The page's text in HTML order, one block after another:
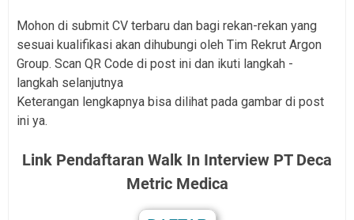
Mohon di submit CV terbaru dan bagi rekan-rekan yang
sesuai kualifikasi akan dihubungi oleh Tim Rekrut Argon
Group. Scan QR Code di post ini dan ikuti langkah -
langkah selanjutnya
Keterangan lengkapnya bisa dilihat pada gambar di post
ini ya.
Link Pendaftaran Walk In Interview PT Deca
Metric Medica